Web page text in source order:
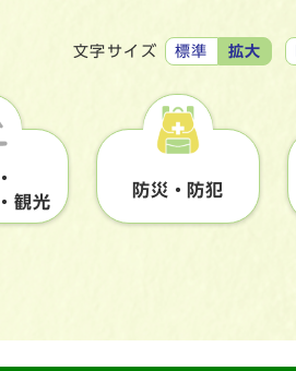
文字サイズ 標準 拡大
観光
防災・防犯